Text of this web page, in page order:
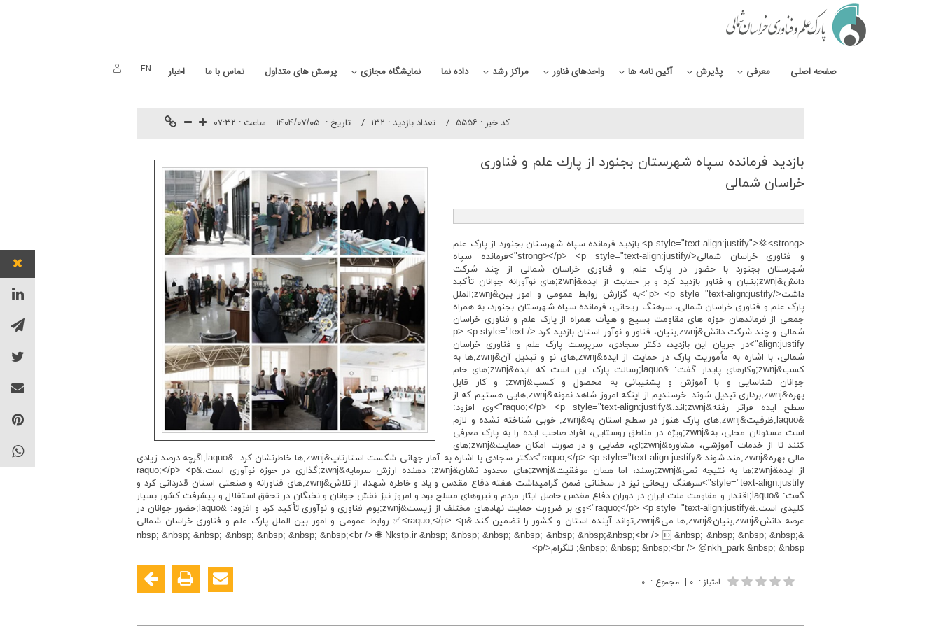
صفحه اصلی معرفی پذیرش آئین نامه ها واحدهای فناور مراکز رشد داده نما نمایشگاه مجازی پرسش های متداول تماس با ما اخبار EN
ساعت : ۰۷:۳۲ تاريخ : ۱۴۰۴/۰۷/۰۵ تعداد بازدید : 132 کد خبر : ۵۵۵۶
بازدید فرمانده سپاه شهرستان بجنورد از پارك علم و فناوری
خراسان شمالی
<p style="text-align:justify">💢<strong> بازدید فرمانده سپاه شهرستان بجنورد از پارک علم
و فناوری خراسان شمالی</strong></p> <p style="text-align:justify">فرمانده سپاه
شهرستان بجنورد با حضور در پارک علم و فناوری خراسان شمالی از چند شرکت
دانش&zwnj;بنیان و فناور بازدید کرد و بر حمایت از ایده&zwnj;های نوآورانه جوانان تأکید
داشت</p> <p style="text-align:justify">به گزارش روابط عمومی و امور بین&zwnj;الملل
پارک علم و فناوری خراسان شمالی، سرهنگ ریحانی، فرمانده سپاه شهرستان بجنورد، به همراه
جمعی از فرماندهان حوزه های مقاومت بسیج و هیأت همراه از پارک علم و فناوری خراسان
شمالی و چند شرکت دانش&zwnj;بنیان، فناور و نوآور استان بازدید کرد.</p> <p style="text-
align:justify">در جریان این بازدید، دکتر سجادی، سرپرست پارک علم و فناوری خراسان
شمالی، با اشاره به مأموریت پارک در حمایت از ایده&zwnj;های نو و تبدیل آن&zwnj;ها به
کسب&zwnj;وکارهای پایدار گفت: &laquo;رسالت پارک این است که ایده&zwnj;های خام
جوانان شناسایی و با آموزش و پشتیبانی به محصول و کسب&zwnj; و کار قابل
بهره&zwnj;برداری تبدیل شوند. خرسندیم از اینکه امروز شاهد نمونه&zwnj;هایی هستیم که از
سطح ایده فراتر رفته&zwnj;اند.&raquo;</p> <p style="text-align:justify">وی افزود:
&laquo;ظرفیت&zwnj;های پارک هنوز در سطح استان به&zwnj; خوبی شناخته نشده و لازم
است مسئولان محلی، به&zwnj;ویژه در مناطق روستایی، افراد صاحب ایده را به پارک معرفی
کنند تا از خدمات آموزشی، مشاوره&zwnj;ای، فضایی و در صورت امکان حمایت&zwnj;های
مالی بهره&zwnj;مند شوند.&raquo;</p> <p style="text-align:justify">دکتر سجادی با اشاره به آمار جهانی شکست استارتاپ&zwnj;ها خاطرنشان کرد: &laquo;اگرچه درصد زیادی
از ایده&zwnj;ها به نتیجه نمی&zwnj;رسند، اما همان موفقیت&zwnj;های محدود نشان&zwnj; دهنده ارزش سرمایه&zwnj;گذاری در حوزه نوآوری است.&raquo;</p> <p
style="text-align:justify">سرهنگ ریحانی نیز در سخنانی ضمن گرامیداشت هفته دفاع مقدس و یاد و خاطره شهدا، از تلاش&zwnj;های فناورانه و صنعتی استان قدردانی کرد و
گفت: &laquo;اقتدار و مقاومت ملت ایران در دوران دفاع مقدس حاصل ایثار مردم و نیروهای مسلح بود و امروز نیز نقش جوانان و نخبگان در تحقق استقلال و پیشرفت کشور بسیار
کلیدی است.&raquo;</p> <p style="text-align:justify">وی بر ضرورت حمایت نهادهای مختلف از زیست&zwnj;بوم فناوری و نوآوری تأکید کرد و افزود: &laquo;حضور جوانان در
عرصه دانش&zwnj;بنیان&zwnj;ها می&zwnj;تواند آینده استان و کشور را تضمین کند.&raquo;</p> <p>✅ روابط عمومی و امور بین الملل پارک علم و فناوری خراسان شمالی
&nbsp; &nbsp; &nbsp; &nbsp; &nbsp; &nbsp; &nbsp;<br /> 🌐 Nkstp.ir &nbsp; &nbsp; &nbsp; &nbsp; &nbsp; &nbsp;&nbsp;<br /> 🆔 &nbsp; &nbsp; &nbsp; &nbsp;
&nbsp; &nbsp; &nbsp;<br /> @nkh_park &nbsp; &nbsp; تلگرام</p>
امتیاز : ۰ | مجموع : ۰